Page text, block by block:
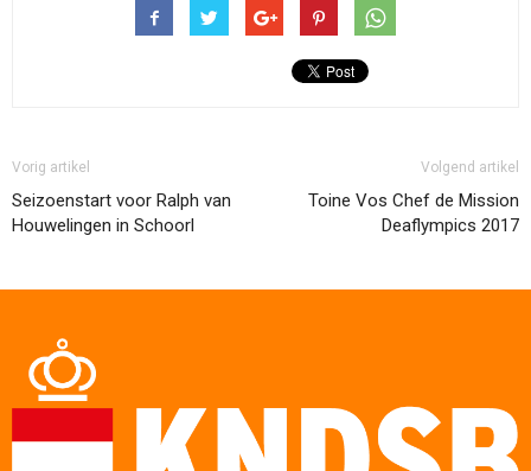
Vorig artikel
Seizoenstart voor Ralph van
Houwelingen in Schoorl
Volgend artikel
Toine Vos Chef de Mission
Deaflympics 2017